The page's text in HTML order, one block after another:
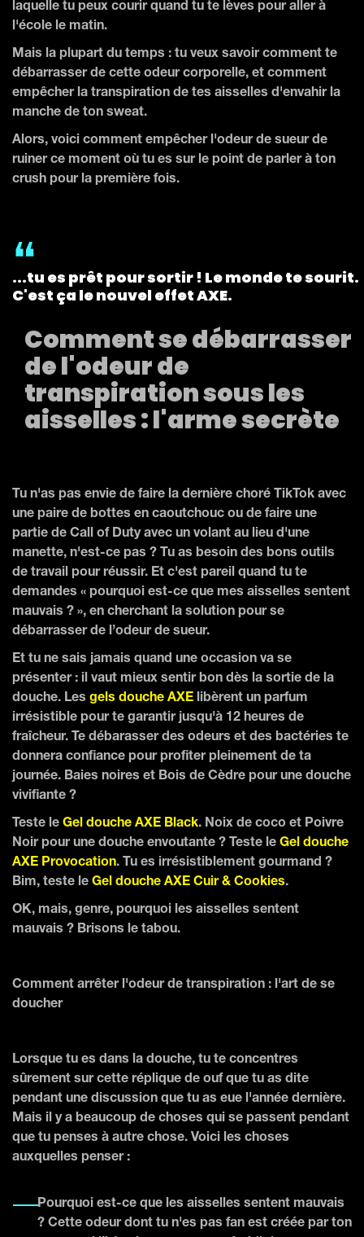
laquelle tu peux courir quand tu te lèves pour aller à
l'école le matin.
Mais la plupart du temps : tu veux savoir comment te
débarrasser de cette odeur corporelle, et comment
empêcher la transpiration de tes aisselles d'envahir la
manche de ton sweat.
Alors, voici comment empêcher l'odeur de sueur de
ruiner ce moment où tu es sur le point de parler à ton
crush pour la première fois.
...tu es prêt pour sortir ! Le monde te sourit.
C'est ça le nouvel effet AXE.
Comment se débarrasser
de l'odeur de
transpiration sous les
aisselles : l'arme secrète
Tu n'as pas envie de faire la dernière choré TikTok avec
une paire de bottes en caoutchouc ou de faire une
partie de Call of Duty avec un volant au lieu d'une
manette, n'est-ce pas ? Tu as besoin des bons outils
de travail pour réussir. Et c'est pareil quand tu te
demandes « pourquoi est-ce que mes aisselles sentent
mauvais ? », en cherchant la solution pour se
débarrasser de l’odeur de sueur.
Et tu ne sais jamais quand une occasion va se
présenter : il vaut mieux sentir bon dès la sortie de la
douche. Les gels douche AXE libèrent un parfum
irrésistible pour te garantir jusqu'à 12 heures de
fraîcheur. Te débarasser des odeurs et des bactéries te
donnera confiance pour profiter pleinement de ta
journée. Baies noires et Bois de Cèdre pour une douche
vivifiante ?
Teste le Gel douche AXE Black. Noix de coco et Poivre
Noir pour une douche envoutante ? Teste le Gel douche
AXE Provocation. Tu es irrésistiblement gourmand ?
Bim, teste le Gel douche AXE Cuir & Cookies.
OK, mais, genre, pourquoi les aisselles sentent
mauvais ? Brisons le tabou.
Comment arrêter l'odeur de transpiration : l'art de se
doucher
Lorsque tu es dans la douche, tu te concentres
sûrement sur cette réplique de ouf que tu as dite
pendant une discussion que tu as eue l'année dernière.
Mais il y a beaucoup de choses qui se passent pendant
que tu penses à autre chose. Voici les choses
auxquelles penser :
Pourquoi est-ce que les aisselles sentent mauvais
? Cette odeur dont tu n'es pas fan est créée par ton